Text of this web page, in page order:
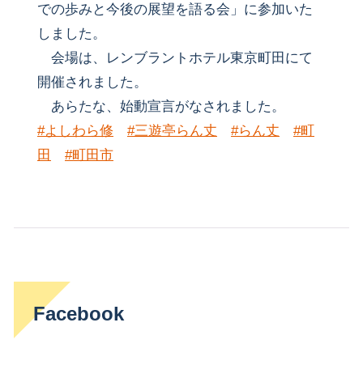
での歩みと今後の展望を語る会」に参加いた
しました。
会場は、レンブラントホテル東京町田にて
開催されました。
あらたな、始動宣言がなされました。
#よしわら修
#三遊亭らん丈 #らん丈
#町
田
#町田市
Facebook